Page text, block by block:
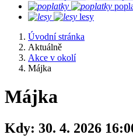
lesy
Úvodní stránka
Aktuálně
Akce v okolí
Májka
Májka
Kdy: 30. 4. 2026